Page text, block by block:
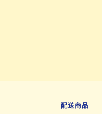
配送商品